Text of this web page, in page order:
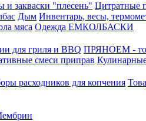
и закваски "плесень" Цитратные
Дым Инвентарь, весы,
мяса Одежда ЕМКОЛБАСКИ
для гриля и BBQ ПРЯНОЕМ -
смеси приправ
расходников для копчения